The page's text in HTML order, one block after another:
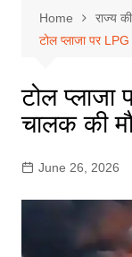
Home
राज्य
टोल प्लाजा पर
टोल प्लाजा
चालक की
June 26, 2026